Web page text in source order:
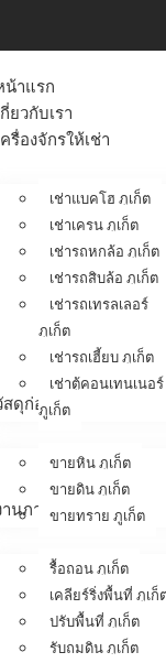
น้าแรก
กี่ยวกับเรา
ครื่องจักรให้เช่า
เช่าแบคโฮ ภูเก็ต
เช่าเครน ภูเก็ต
เช่ารถหกล้อ ภูเก็ต
เช่ารถสิบล้อ ภูเก็ต
เช่ารถเทรลเลอร์
ภูเก็ต
เช่ารถเฮี้ยบ ภูเก็ต
เช่าตู้คอนเทนเนอร์
ภูเก็ต
สดุก่อสร้าง
ขายหิน ภูเก็ต
ขายดิน ภูเก็ต
ขายทราย ภูเก็ต
านภาคสนาม
รื้อถอน ภูเก็ต
เคลียร์ริ่งพื้นที่ ภูเก็
ปรับพื้นที่ ภูเก็ต
รับถมดิน ภูเก็ต